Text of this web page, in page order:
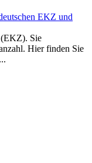
EKZ und
(EKZ). Sie
Hier finden Sie